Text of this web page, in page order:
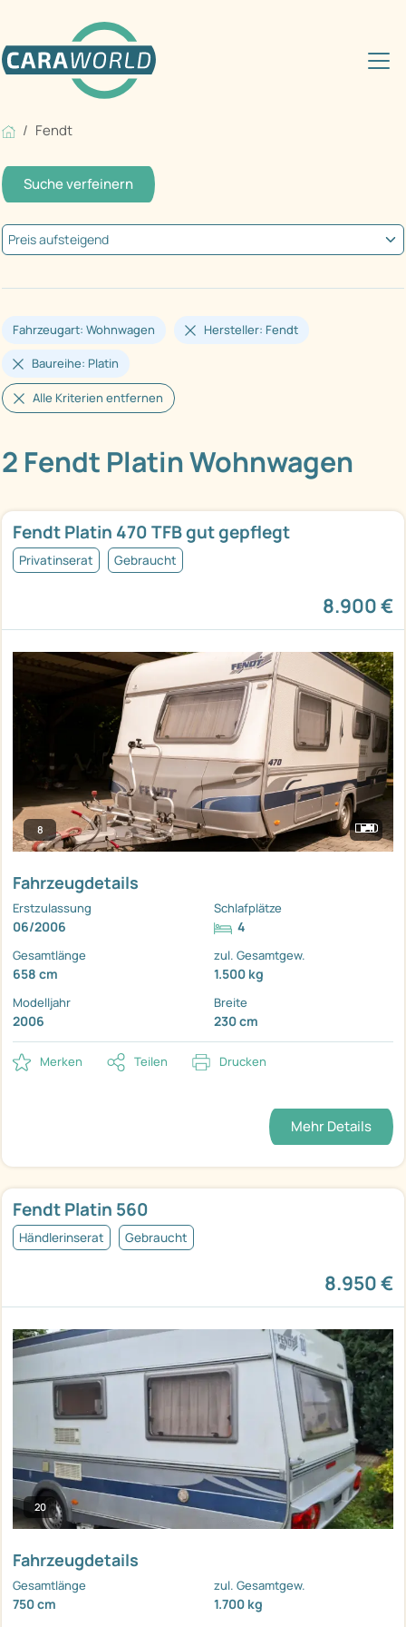
Fendt
Suche verfeinern
Fahrzeugart: Wohnwagen Hersteller: Fendt
Baureihe: Platin
Alle Kriterien entfernen
2 Fendt Platin Wohnwagen
Fendt Platin 470 TFB gut gepflegt
Privatinserat Gebraucht
8.900 €
8
Fahrzeugdetails
Erstzulassung
06/2006
Schlafplätze
4
Gesamtlänge
658 cm
zul. Gesamtgew.
1.500 kg
Modelljahr
2006
Breite
230 cm
Merken Teilen Drucken
Mehr Details
Fendt Platin 560
Händlerinserat Gebraucht
8.950 €
20
Fahrzeugdetails
Gesamtlänge
750 cm
zul. Gesamtgew.
1.700 kg